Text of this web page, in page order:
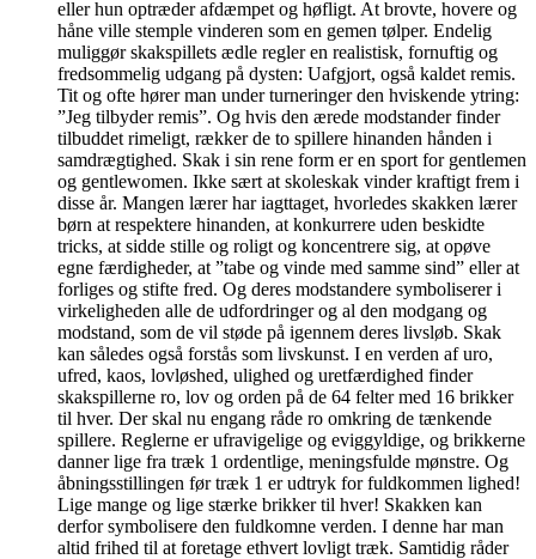
eller hun optræder afdæmpet og høfligt. At brovte, hovere og
håne ville stemple vinderen som en gemen tølper. Endelig
muliggør skakspillets ædle regler en realistisk, fornuftig og
fredsommelig udgang på dysten: Uafgjort, også kaldet remis.
Tit og ofte hører man under turneringer den hviskende ytring:
”Jeg tilbyder remis”. Og hvis den ærede modstander finder
tilbuddet rimeligt, rækker de to spillere hinanden hånden i
samdrægtighed. Skak i sin rene form er en sport for gentlemen
og gentlewomen. Ikke sært at skoleskak vinder kraftigt frem i
disse år. Mangen lærer har iagttaget, hvorledes skakken lærer
børn at respektere hinanden, at konkurrere uden beskidte
tricks, at sidde stille og roligt og koncentrere sig, at opøve
egne færdigheder, at ”tabe og vinde med samme sind” eller at
forliges og stifte fred. Og deres modstandere symboliserer i
virkeligheden alle de udfordringer og al den modgang og
modstand, som de vil støde på igennem deres livsløb. Skak
kan således også forstås som livskunst. I en verden af uro,
ufred, kaos, lovløshed, ulighed og uretfærdighed finder
skakspillerne ro, lov og orden på de 64 felter med 16 brikker
til hver. Der skal nu engang råde ro omkring de tænkende
spillere. Reglerne er ufravigelige og eviggyldige, og brikkerne
danner lige fra træk 1 ordentlige, meningsfulde mønstre. Og
åbningsstillingen før træk 1 er udtryk for fuldkommen lighed!
Lige mange og lige stærke brikker til hver! Skakken kan
derfor symbolisere den fuldkomne verden. I denne har man
altid frihed til at foretage ethvert lovligt træk. Samtidig råder